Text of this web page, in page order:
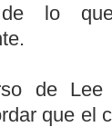
de lo
de Lee
que el